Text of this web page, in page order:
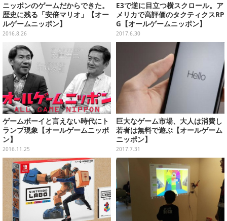
ニッポンのゲームだからできた。
歴史に残る「安倍マリオ」【オー
ルゲームニッポン】
2016.8.26
E3で逆に目立つ横スクロール。ア
メリカで高評価のタクティクスRP
G【オールゲームニッポン】
2017.6.30
ゲームボーイと言えない時代にト
ランプ現象【オールゲームニッポ
ン】
2016.11.25
巨大なゲーム市場、大人は消費し
若者は無料で遊ぶ【オールゲーム
ニッポン】
2017.7.31